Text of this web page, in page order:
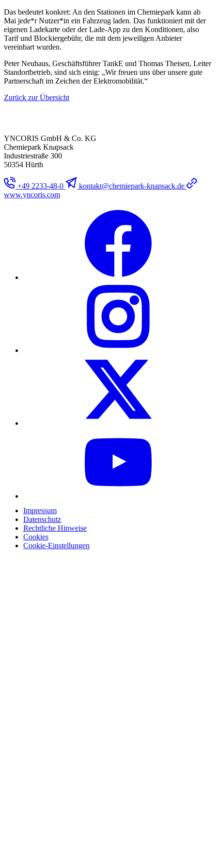
Das bedeutet konkret: An den Stationen im Chemiepark kann ab
Mai jede*r Nutzer*in ein Fahrzeug laden. Das funktioniert mit der
eigenen Ladekarte oder der Lade-App zu den Konditionen, also
Tarif und Blockiergebühr, die mit dem jeweiligen Anbieter
vereinbart wurden.
Peter Neuhaus, Geschäftsführer TankE und Thomas Theisen, Leiter
Standortbetrieb, sind sich einig: „Wir freuen uns über unsere gute
Partnerschaft im Zeichen der Elektromobilität.“
Zurück zur Übersicht
YNCORIS GmbH & Co. KG
Chemiepark Knapsack
Industriestraße 300
50354 Hürth
+49 2233-48-0
kontakt@chemiepark-knapsack.de
www.yncoris.com
Impressum
Datenschutz
Rechtliche Hinweise
Cookies
Cookie-Einstellungen